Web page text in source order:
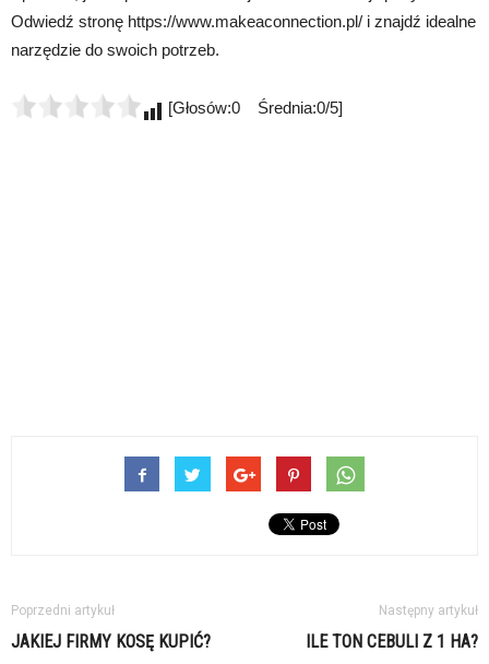
Odwiedź stronę https://www.makeaconnection.pl/ i znajdź idealne
narzędzie do swoich potrzeb.
[Głosów:0 Średnia:0/5]
Poprzedni artykuł
JAKIEJ FIRMY KOSĘ KUPIĆ?
Następny artykuł
ILE TON CEBULI Z 1 HA?